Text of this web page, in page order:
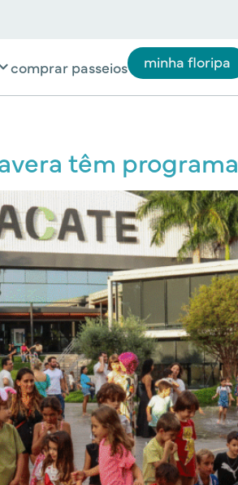
comprar passeios minha floripa
têm